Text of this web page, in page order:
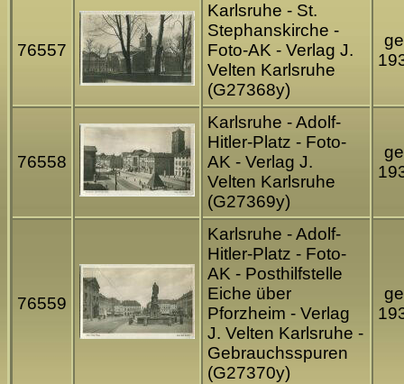
76557
Karlsruhe - St.
Stephanskirche -
Foto-AK - Verlag J.
Velten Karlsruhe
(G27368y)
76558
Karlsruhe - Adolf-
Hitler-Platz - Foto-
AK - Verlag J.
Velten Karlsruhe
(G27369y)
76559
Karlsruhe - Adolf-
Hitler-Platz - Foto-
AK - Posthilfstelle
Eiche über
Pforzheim - Verlag
J. Velten Karlsruhe -
Gebrauchsspuren
(G27370y)